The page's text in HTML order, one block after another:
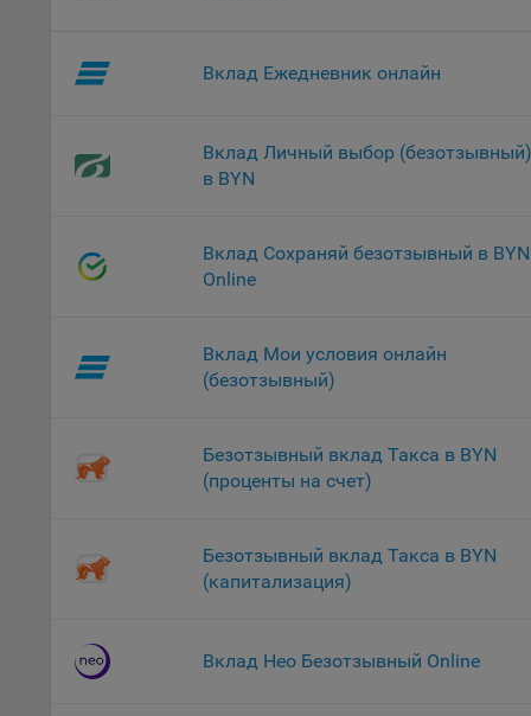
На
Вклад Ежедневник онлайн
Вклад Личный выбор (безотзывный)
в BYN
Вклад Сохраняй безотзывный в BYN
Online
Вклад Мои условия онлайн
(безотзывный)
Безотзывный вклад Такса в BYN
(проценты на счет)
Безотзывный вклад Такса в BYN
(капитализация)
Вклад Нео Безотзывный Online